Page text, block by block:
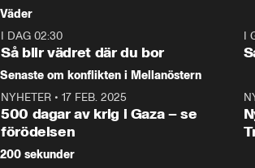
tonårsutvisningarna och hur
Moderaterna ska locka
väljare till valet i höst.
Väder
I DAG 02:30
Så blir vädret där du bor
I
Senaste om konflikten i Mellanöstern
NYHETER • 17 FEB. 2025
500 dagar av krig i Gaza – se
förödelsen
200 sekunder